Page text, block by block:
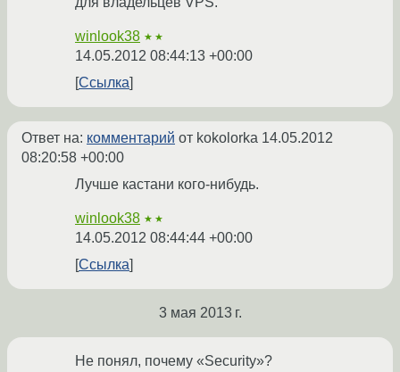
winlook38 ★★
14.05.2012 08:44:13 +00:00
Ссылка
Ответ на: комментарий от kokolorka 14.05.2012
08:20:58 +00:00
Лучше кастани кого-нибудь.
winlook38 ★★
14.05.2012 08:44:44 +00:00
Ссылка
3 мая 2013 г.
Не понял, почему «Security»?